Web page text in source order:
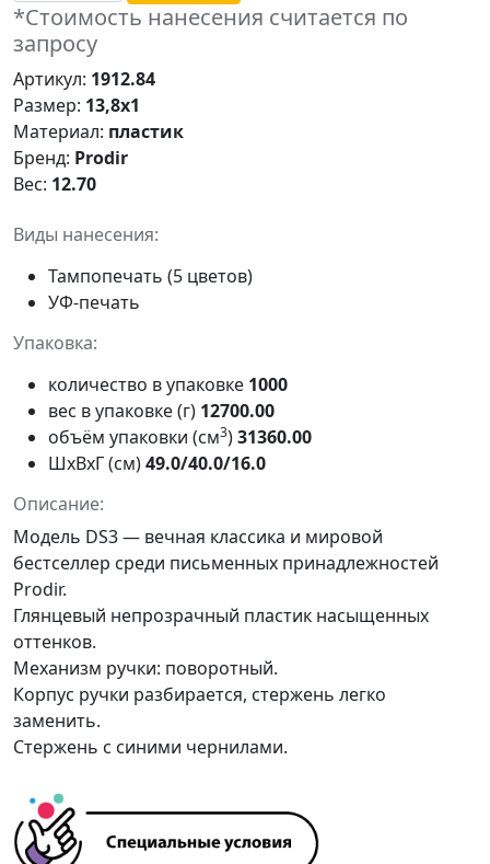
*Стоимость нанесения считается по
запросу
Артикул: 1912.84
Размер: 13,8х1
Материал: пластик
Бренд: Prodir
Вес: 12.70
Виды нанесения:
Тампопечать (5 цветов)
УФ-печать
Упаковка:
количество в упаковке 1000
вес в упаковке (г) 12700.00
объём упаковки (см3)31360.00
ШxВxГ (см)49.0/40.0/16.0
Описание:
Модель DS3 — вечная классика и мировой
бестселлер среди письменных принадлежностей
Prodir.
Глянцевый непрозрачный пластик насыщенных
оттенков.
Механизм ручки: поворотный.
Корпус ручки разбирается, стержень легко
заменить.
Стержень с синими чернилами.